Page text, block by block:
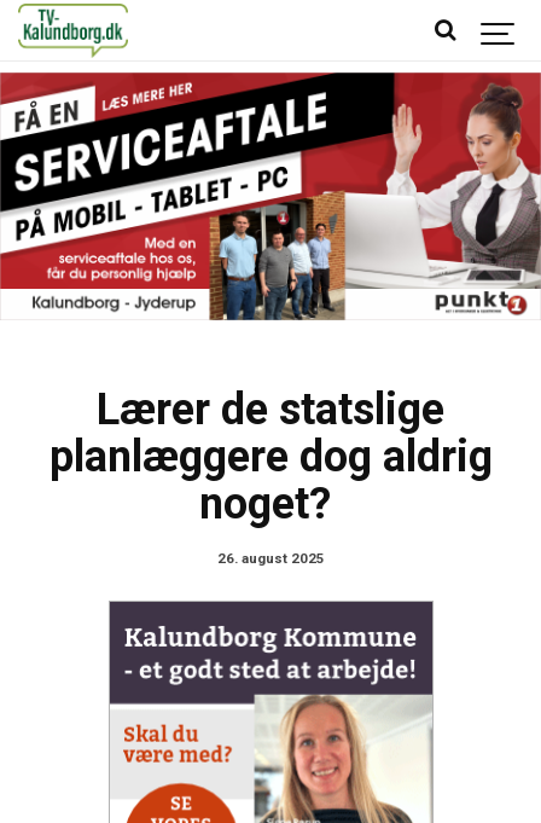
Lærer de statslige
planlæggere dog aldrig
noget?
26. august 2025